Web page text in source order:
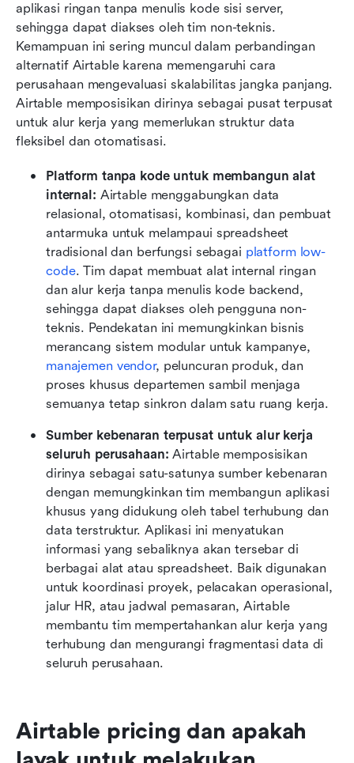
aplikasi ringan tanpa menulis kode sisi server,
sehingga dapat diakses oleh tim non-teknis.
Kemampuan ini sering muncul dalam perbandingan
alternatif Airtable karena memengaruhi cara
perusahaan mengevaluasi skalabilitas jangka panjang.
Airtable memposisikan dirinya sebagai pusat terpusat
untuk alur kerja yang memerlukan struktur data
fleksibel dan otomatisasi.
Platform tanpa kode untuk membangun alat
internal: Airtable menggabungkan data
relasional, otomatisasi, kombinasi, dan pembuat
antarmuka untuk melampaui spreadsheet
tradisional dan berfungsi sebagai platform low-
code. Tim dapat membuat alat internal ringan
dan alur kerja tanpa menulis kode backend,
sehingga dapat diakses oleh pengguna non-
teknis. Pendekatan ini memungkinkan bisnis
manajemen vendor, peluncuran produk, dan
proses khusus departemen sambil menjaga
semuanya tetap sinkron dalam satu ruang kerja.
Sumber kebenaran terpusat untuk alur kerja
seluruh perusahaan: Airtable memposisikan
dirinya sebagai satu-satunya sumber kebenaran
dengan memungkinkan tim membangun aplikasi
khusus yang didukung oleh tabel terhubung dan
data terstruktur. Aplikasi ini menyatukan
informasi yang sebaliknya akan tersebar di
berbagai alat atau spreadsheet. Baik digunakan
untuk koordinasi proyek, pelacakan operasional,
jalur HR, atau jadwal pemasaran, Airtable
membantu tim mempertahankan alur kerja yang
terhubung dan mengurangi fragmentasi data di
seluruh perusahaan.
Airtable pricing dan apakah